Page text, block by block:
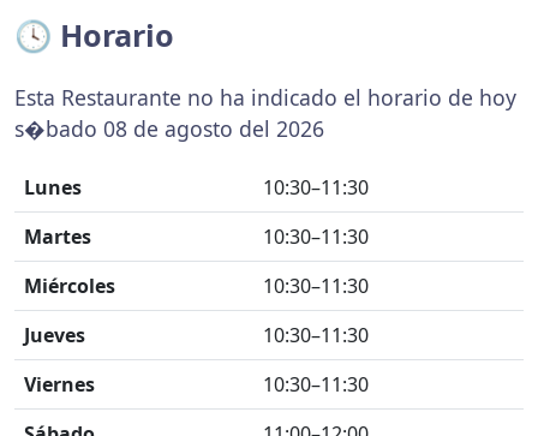
🕓 Horario
Esta Restaurante no ha indicado el horario de hoy
s�bado 08 de agosto del 2026
Lunes
10:30–11:30
Martes
10:30–11:30
Miércoles
10:30–11:30
Jueves
10:30–11:30
Viernes
10:30–11:30